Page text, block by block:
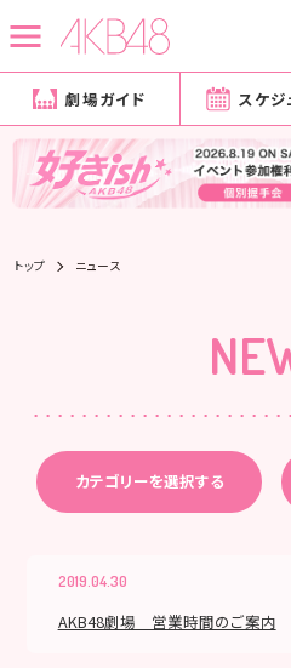
劇場ガイド スケジ
トップ ニュース
カテゴリーを選択する
2019.04.30
AKB48劇場 営業時間のご案内